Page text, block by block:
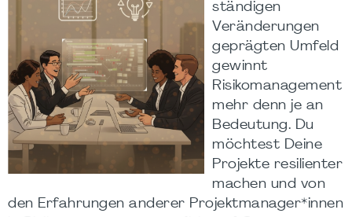
ständigen
Veränderungen
geprägten Umfeld
gewinnt
Risikomanagement
mehr denn je an
Bedeutung. Du
möchtest Deine
Projekte resilienter
machen und von
den Erfahrungen anderer Projektmanager*innen